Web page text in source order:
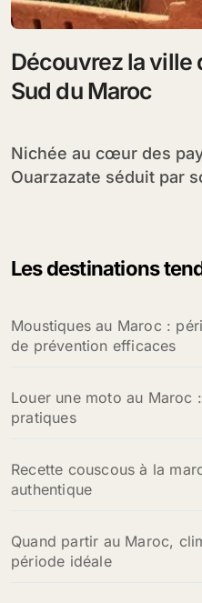
Découvrez la ville
Sud du Maroc
Nichée au cœur des paysages arides du Maroc,
Ouarzazate séduit par
Les destinations
Moustiques au Maroc :
de prévention efficaces
Louer une moto au
pratiques
Recette couscous à la
authentique
Quand partir au Maroc,
période idéale